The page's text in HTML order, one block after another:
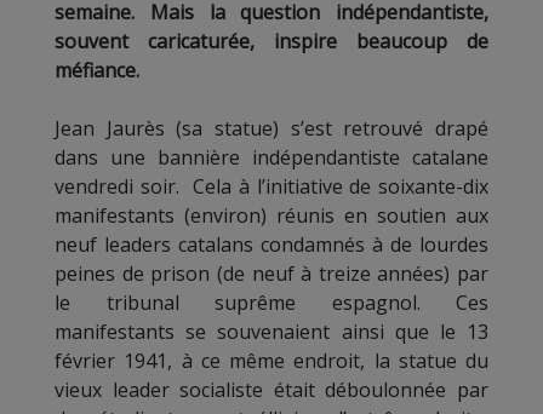
semaine. Mais la question indépendantiste,
souvent caricaturée, inspire beaucoup de
méfiance.
Jean Jaurès (sa statue) s’est retrouvé drapé
dans une bannière indépendantiste catalane
vendredi soir. Cela à l’initiative de soixante-dix
manifestants (environ) réunis en soutien aux
neuf leaders catalans condamnés à de lourdes
peines de prison (de neuf à treize années) par
le tribunal suprême espagnol. Ces
manifestants se souvenaient ainsi que le 13
février 1941, à ce même endroit, la statue du
vieux leader socialiste était déboulonnée par